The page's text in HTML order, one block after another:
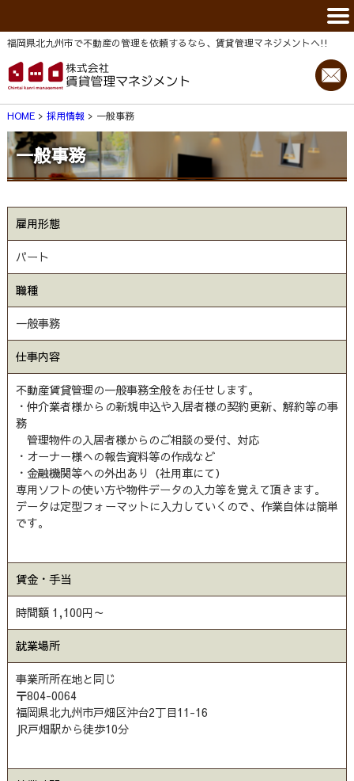
福岡県北九州市で不動産の管理を依頼するなら、賃貸管理マネジメントヘ!!
HOME 採用情報 一般事務
一般事務
雇用形態
パート
職種
一般事務
仕事内容
不動産賃貸管理の一般事務全般をお任せします。
・仲介業者様からの新規申込や入居者様の契約更新、解約等の事
務
管理物件の入居者様からのご相談の受付、対応
・オーナー様への報告資料等の作成など
・金融機関等への外出あり（社用車にて）
専用ソフトの使い方や物件データの入力等を覚えて頂きます。
データは定型フォーマットに入力していくので、作業自体は簡単
です。
賃金・手当
時間額 1,100円～
就業場所
事業所所在地と同じ
〒804-0064
福岡県北九州市戸畑区沖台2丁目11-16
JR戸畑駅から徒歩10分